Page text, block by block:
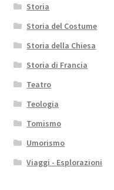
Storia
Storia del Costume
Storia della Chiesa
Storia di Francia
Teatro
Teologia
Tomismo
Umorismo
Viaggi - Esplorazioni